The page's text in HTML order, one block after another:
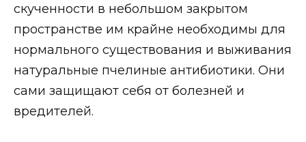
скученности в небольшом закрытом
пространстве им крайне необходимы для
нормального существования и выживания
натуральные пчелиные антибиотики. Они
сами защищают себя от болезней и
вредителей.